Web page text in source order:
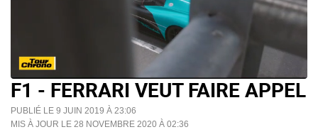
F1 - FERRARI VEUT FAIRE APPEL
PUBLIÉ LE 9 JUIN 2019 À 23:06
MIS À JOUR LE 28 NOVEMBRE 2020 À 02:36